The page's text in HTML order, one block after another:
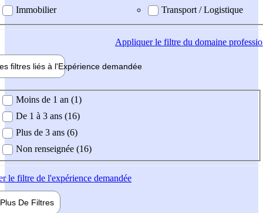
Immobilier
Transport / Logistique
Appliquerle filtre du domaine
filtres liés à l'Expérience demandée
demandée
Moins de 1 an (1)
De 1 à 3 ans (16)
Plus de 3 ans (6)
Non renseignée (16)
le filtre de l'expérience demandée
Plus De Filtres